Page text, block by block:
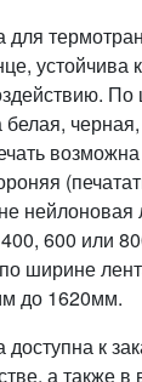
для
устойчива
По
нейлоновая
600 или
ширине
до 1620мм.
к
а также